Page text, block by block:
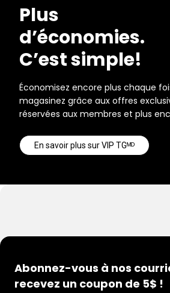
Plus
d’économies.
C’est simple!
Économisez encore plus chaque
magasinez grâce aux offres
réservées aux membres et plus
En savoir plus sur VIP TGᴹᴰ
Abonnez-vous à nos
recevez un coupon de 5$ !